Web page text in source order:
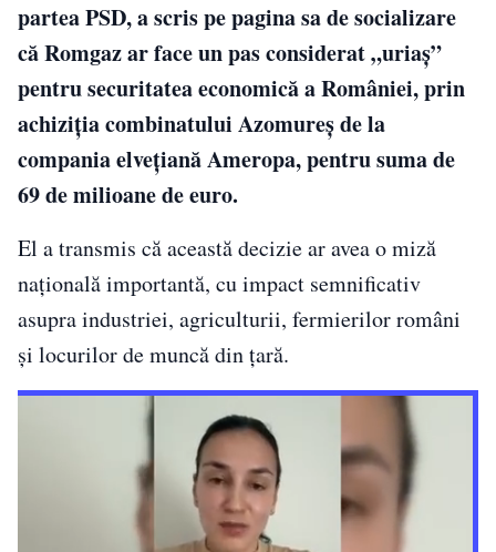
partea PSD, a scris pe pagina sa de socializare
că Romgaz ar face un pas considerat „uriaș”
pentru securitatea economică a României, prin
achiziția combinatului Azomureș de la
compania elvețiană Ameropa, pentru suma de
69 de milioane de euro.
El a transmis că această decizie ar avea o miză
națională importantă, cu impact semnificativ
asupra industriei, agriculturii, fermierilor români
și locurilor de muncă din țară.